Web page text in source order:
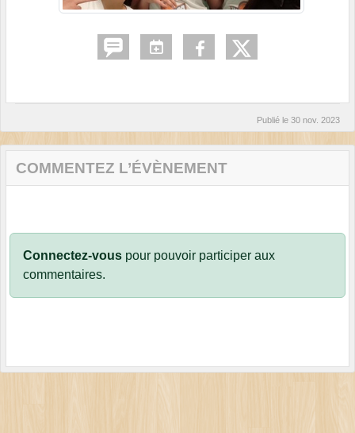
Publié le 30 nov. 2023
COMMENTEZ L’ÉVÈNEMENT
Connectez-vous pour pouvoir participer aux
commentaires.